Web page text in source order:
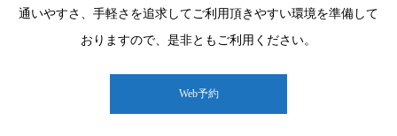
通いやすさ、手軽さを追求してご利用頂きやすい環境を準備して
おりますので、是非ともご利用ください。
Web予約